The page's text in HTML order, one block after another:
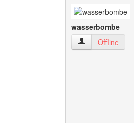
wasserbombe
wasserbombe
Offline